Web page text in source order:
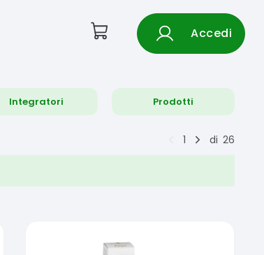
Accedi
Integratori Prodotti
1 di 26